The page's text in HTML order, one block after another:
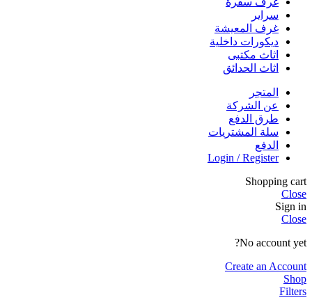
سراير
غرف المعيشة
ديكورات داخلية
اثاث مكتبى
اثاث الحدائق
المتجر
عن الشركة
طرق الدفع
سلة المشتريات
الدفع
Login / Register
Shopping cart
Close
Sign in
Close
No account yet?
Create an Account
Shop
Filters